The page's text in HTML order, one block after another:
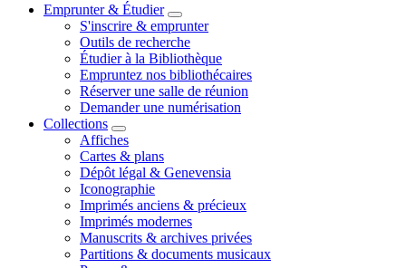
Emprunter & Étudier
S'inscrire & emprunter
Outils de recherche
Étudier à la Bibliothèque
Empruntez nos bibliothécaires
Réserver une salle de réunion
Demander une numérisation
Collections
Affiches
Cartes & plans
Dépôt légal & Genevensia
Iconographie
Imprimés anciens & précieux
Imprimés modernes
Manuscrits & archives privées
Partitions & documents musicaux